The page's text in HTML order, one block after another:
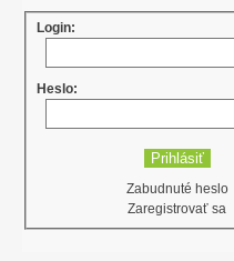
Login:
Heslo:
Zabudnuté heslo
Zaregistrovať sa